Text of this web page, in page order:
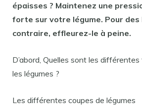
épaisses ? Maintenez une
forte sur votre légume. Pour des
contraire, effleurez-le à peine.
D’abord, Quelles sont les
les légumes ?
Les différentes coupes de légumes